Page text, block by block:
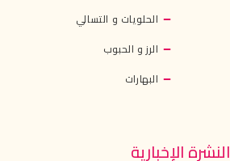
الحلويات و التسالي
الرز و الحبوب
البهارات
النشرة الإخبارية